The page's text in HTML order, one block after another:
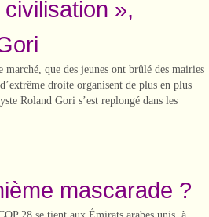
civilisation »,
que des jeunes ont brûlé des mairies
droite organisent de plus en plus
Roland Gori s’est replongé dans les
mascarade ?